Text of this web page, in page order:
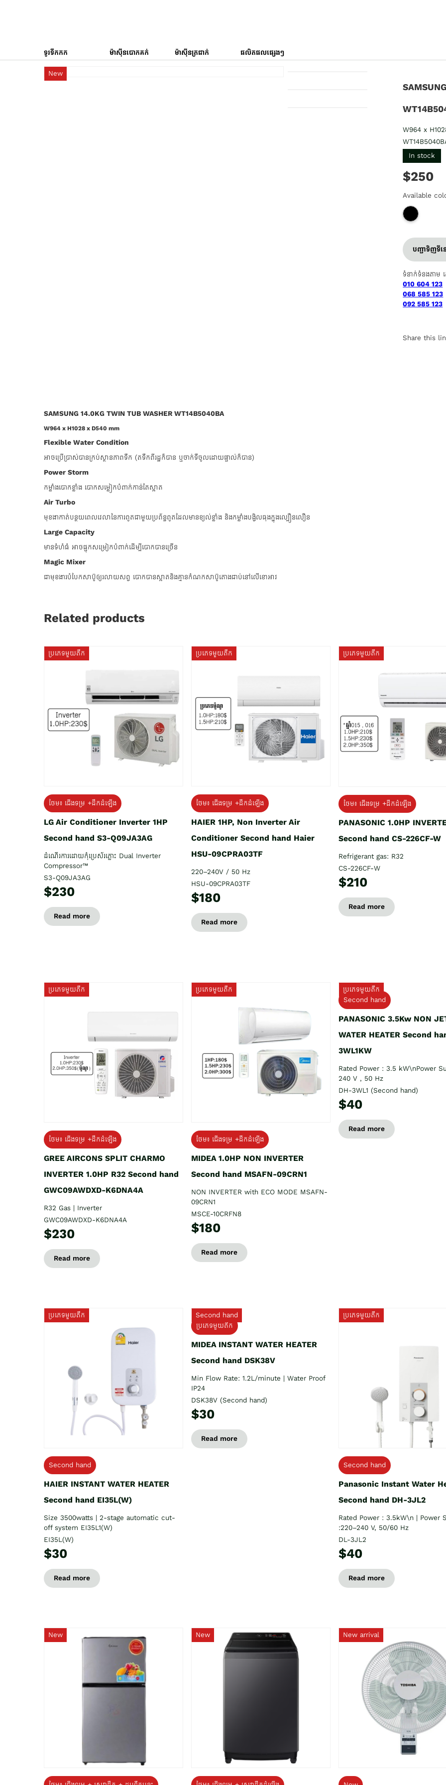
ទូរទឹកកក ម៉ាស៊ីនបោកគក់ ម៉ាស៊ីនត្រជាក់ ផលិតផលផ្សេងៗ
New
W964 x
In stock
$250
Available
បញ្ជាទិញទីន
ទំនាក់ទំនងតាម
010 604 123
068 585 123
092 585 123
Share this
SAMSUNG 14.0KG TWIN TUB WASHER WT14B5040BA
W964 x H1028 x D540 mm
Flexible Water Condition
អាចប្រើប្រាស់បានក្រប់ស្ថានភាពទឹក (តទឹកពីរដ្ឋក៏បាន ឬចាក់ទឹចូលដោយផ្ទាល់ក៏បាន)
Power Storm
កម្លាំងបោកខ្លាំង បោកសម្លៀកបំពាក់កាន់តែស្អាត
Air Turbo
មុខងាកាត់បន្ថយពេលវេលានៃការពូតជាមួយប្រព័ន្ធពូតដែលមានខ្យល់ខ្លាំង និងកម្លាំងបង្វិលធុងក្នុងល្បឿនលឿន
Large Capacity
មានទំហំធំ អាចផ្ទុកសម្រៀកបំពាក់ដើម្បីបោកបានច្រើន
Magic Mixer
ជាមុខងារបំបែកសាប៊ូឲ្យរលាយសព្វ បោកបានស្អាតនិងគ្មានកំណកសាប៊ូតោងជាប់នៅលើខោអាវ
Related products
ប្រភេទមួយតឹក
ថែម៖ ជើងទម្រ +ដឹកដំឡើង
LG Air Conditioner Inverter 1HP
Second hand S3-Q09JA3AG
ដំណើរការដោយកុំប្រេស័រភ្លោះ Dual Inverter
Compressor™
S3-Q09JA3AG
$230
Read more
ប្រភេទមួយតឹក
ថែម៖ ជើងទម្រ +ដឹកដំឡើង
HAIER 1HP, Non Inverter Air
Conditioner Second hand Haier
HSU-09CPRA03TF
220–240V / 50 Hz
HSU-09CPRA03TF
$180
Read more
ប្រភេទមួយតឹក
ថែម៖ ជើងទម្រ +ដឹកដំឡើង
PANASONIC 1.0HP
Second hand CS-226CF-W
Refrigerant gas: R32
CS-226CF-W
$210
Read more
ប្រភេទមួយតឹក
ថែម៖ ជើងទម្រ +ដឹកដំឡើង
GREE AIRCONS SPLIT CHARMO
INVERTER 1.0HP R32 Second hand
GWC09AWDXD-K6DNA4A
R32 Gas | Inverter
GWC09AWDXD-K6DNA4A
$230
Read more
ប្រភេទមួយតឹក
ថែម៖ ជើងទម្រ +ដឹកដំឡើង
MIDEA 1.0HP NON INVERTER
Second hand MSAFN-09CRN1
NON INVERTER with ECO MODE MSAFN-
09CRN1
MSCE-10CRFN8
$180
Read more
ប្រភេទមួយតឹក
Second hand
PANASONIC 3.5Kw NON
WATER HEATER Second
3WL1KW
Rated Power : 3.5 kW\nPower
240 V , 50 Hz
DH-3WL1 (Second hand)
$40
Read more
ប្រភេទមួយតឹក
Second hand
HAIER INSTANT WATER HEATER
Second hand EI35L(W)
Size 3500watts | 2-stage automatic cut-
off system EI35L1(W)
EI35L(W)
$30
Read more
Second hand
ប្រភេទមួយតឹក
MIDEA INSTANT WATER HEATER
Second hand DSK38V
Min Flow Rate: 1.2L/minute | Water Proof
IP24
DSK38V (Second hand)
$30
Read more
ប្រភេទមួយតឹក
Second hand
Panasonic Instant Water
Second hand DH-3JL2
Rated Power : 3.5kW\n | Power
:220–240 V, 50/60 Hz
DL-3JL2
$40
Read more
New New New arrival